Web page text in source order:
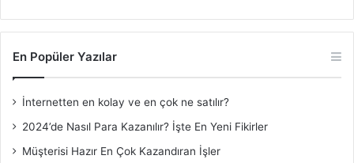
En Popüler Yazılar
İnternetten en kolay ve en çok ne satılır?
2024’de Nasıl Para Kazanılır? İşte En Yeni Fikirler
Müşterisi Hazır En Çok Kazandıran İşler